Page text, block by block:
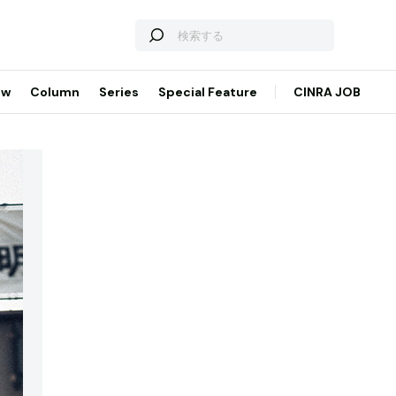
Column Series Special Feature CINRA JOB